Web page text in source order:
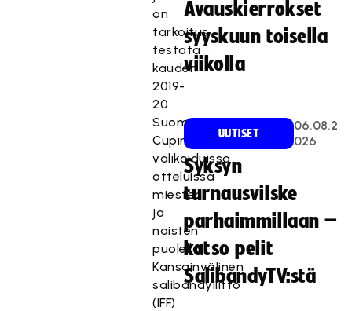
on
tarkoitus
testata
kauden
2019-
20
Suomen
Cupin
valikoiduissa
otteluissa
miesten
ja
naisten
puolella.
Kansainvälinen
salibandyliitto
(IFF)
Avauskierrokset
syyskuun toisella
viikolla
UUTISET
06.08.2
026
Syksyn
turnausvilske
parhaimmillaan –
katso pelit
SalibandyTV:stä